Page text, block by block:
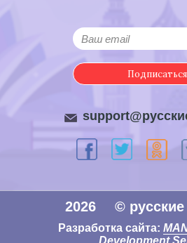
Подписаться
Разработка сайта:
2026 ©